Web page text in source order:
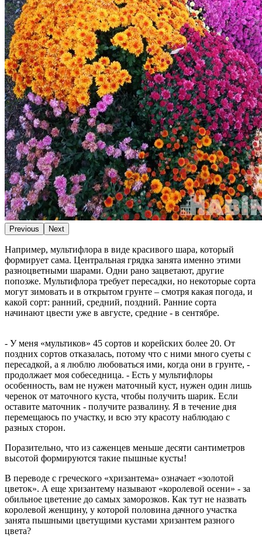
Previous Next
Например, мультифлора в виде красивого шара, который
формирует сама. Центральная грядка занята именно этими
разноцветными шарами. Одни рано зацветают, другие
попозже. Мультифлора требует пересадки, но некоторые сорта
могут зимовать и в открытом грунте – смотря какая погода, и
какой сорт: ранний, средний, поздний. Ранние сорта
начинают цвести уже в августе, средние - в сентябре.
- У меня «мультиков» 45 сортов и корейских более 20. От
поздних сортов отказалась, потому что с ними много суеты с
пересадкой, а я люблю любоваться ими, когда они в грунте, -
продолжает моя собеседница. - Есть у мультифлоры
особенность, вам не нужен маточный куст, нужен один лишь
черенок от маточного куста, чтобы получить шарик. Если
оставите маточник - получите развалину. Я в течение дня
перемещаюсь по участку, и всю эту красоту наблюдаю с
разных сторон.
Поразительно, что из саженцев меньше десяти сантиметров
высотой формируются такие пышные кусты!
В переводе с греческого «хризантема» означает «золотой
цветок». А еще хризантему называют «королевой осени» - за
обильное цветение до самых заморозков. Как тут не назвать
королевой женщину, у которой половина дачного участка
занята пышными цветущими кустами хризантем разного
цвета?